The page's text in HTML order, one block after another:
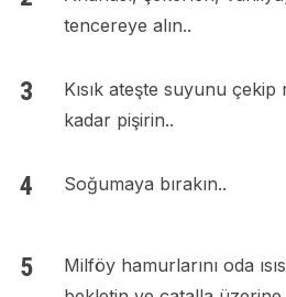
tencereye alın..
Kısık ateşte suyunu
kadar pişirin..
Soğumaya bırakın..
Milföy hamurlarını oda